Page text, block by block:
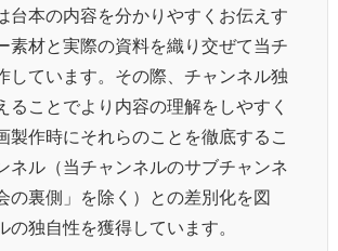
台本の内容を分かりやすくお伝えす
素材と実際の資料を織り交ぜて当チ
しています。その際、チャンネル独
ることでより内容の理解をしやすく
製作時にそれらのことを徹底するこ
ネル（当チャンネルのサブチャンネ
の裏側」を除く）との差別化を図
の独自性を獲得しています。